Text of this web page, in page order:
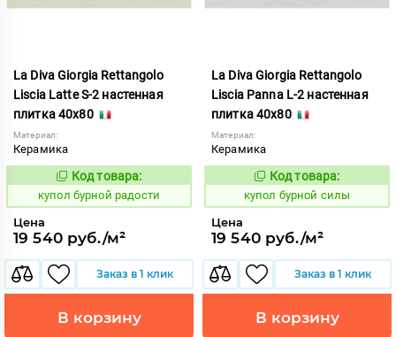
La Diva Giorgia Rettangolo
Liscia Latte S-2 настенная
плитка 40x80
Материал:
Керамика
844702
Код товара:
купол бурной радости
Цена
19 540 руб./м²
Заказ в 1 клик
В корзину
La Diva Giorgia Rettangolo
Liscia Panna L-2 настенная
плитка 40x80
Материал:
Керамика
844713
Код товара:
купол бурной силы
Цена
19 540 руб./м²
Заказ в 1 клик
В корзину